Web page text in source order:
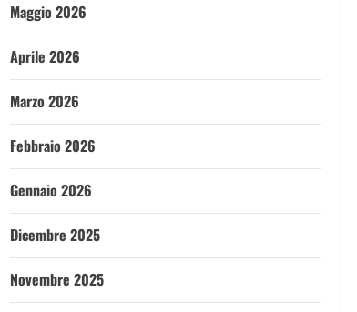
Maggio 2026
Aprile 2026
Marzo 2026
Febbraio 2026
Gennaio 2026
Dicembre 2025
Novembre 2025